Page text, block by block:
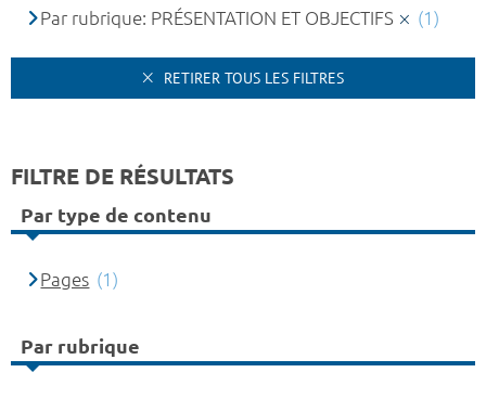
Par rubrique: PRÉSENTATION ET OBJECTIFS
(1)
RETIRER TOUS LES FILTRES
FILTRE DE RÉSULTATS
Par type de contenu
Pages (1)
Par rubrique